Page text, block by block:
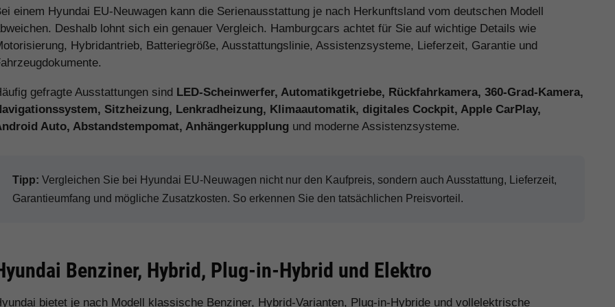
einem Hyundai EU-Neuwagen kann die Serienausstattung je nach Herkunftsland vom deutschen Modell
Deshalb lohnt sich ein genauer Vergleich. Hamburgcars achtet für Sie auf wichtige Details wie
Hybridantrieb, Batteriegröße, Ausstattungslinie, Assistenzsysteme, Lieferzeit, Garantie und
gefragte Ausstattungen sind LED-Scheinwerfer, Automatikgetriebe, Rückfahrkamera, 360-Grad-Kamera,
Sitzheizung, Lenkradheizung, Klimaautomatik, digitales Cockpit, Apple CarPlay,
Auto, Abstandstempomat, Anhängerkupplung und moderne Assistenzsysteme.
Tipp: Vergleichen Sie bei Hyundai EU-Neuwagen nicht nur den Kaufpreis, sondern auch Ausstattung, Lieferzeit,
Garantieumfang und mögliche Zusatzkosten. So erkennen Sie den tatsächlichen Preisvorteil.
Benziner, Hybrid, Plug-in-Hybrid und Elektro
bietet je nach Modell klassische Benziner, Hybrid-Varianten, Plug-in-Hybride und vollelektrische